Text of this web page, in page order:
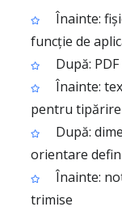
Înainte:
funcție de
După:
Înainte:
pentru tipărire
După:
orientare
Înainte:
trimise